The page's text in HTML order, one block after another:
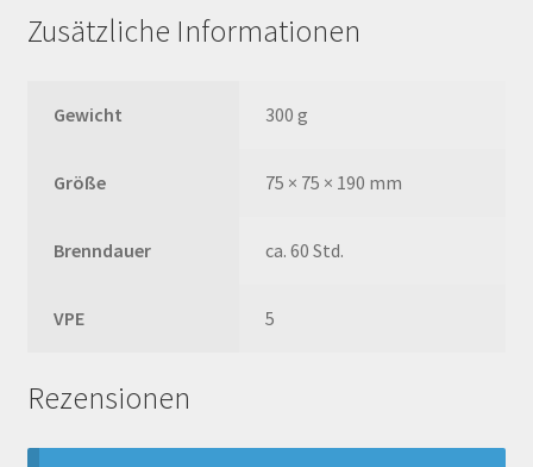
Zusätzliche Informationen
Gewicht 300 g
Größe 75 × 75 × 190 mm
Brenndauer ca. 60 Std.
VPE 5
Rezensionen